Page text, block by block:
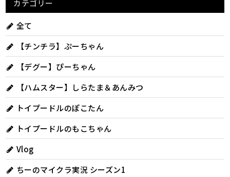
カテゴリー
全て
【チンチラ】ぷーちゃん
【デグー】ぴーちゃん
【ハムスター】しらたま＆あんみつ
トイプードルのぽこたん
トイプードルのもこちゃん
Vlog
ちーのマイクラ実況 シーズン1